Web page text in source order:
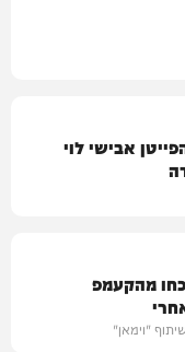
אבישי לוי
מהקעמפ
"וימאן"